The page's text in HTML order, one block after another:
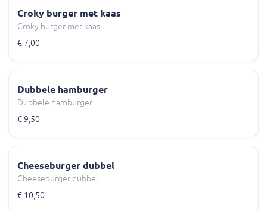
Croky burger met kaas
Croky burger met kaas
€ 7,00
Dubbele hamburger
Dubbele hamburger
€ 9,50
Cheeseburger dubbel
Cheeseburger dubbel
€ 10,50